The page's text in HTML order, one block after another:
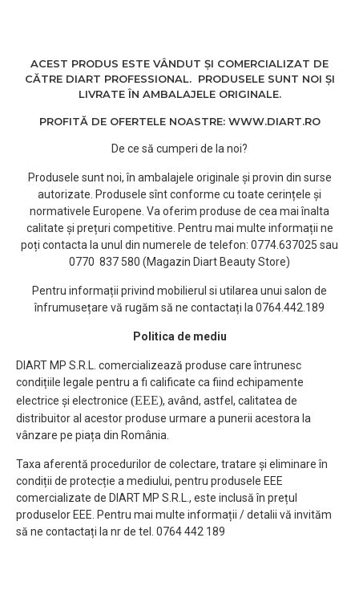
ACEST PRODUS ESTE VÂNDUT ȘI COMERCIALIZAT DE
CĂTRE DIART PROFESSIONAL. PRODUSELE SUNT NOI ȘI
LIVRATE ÎN AMBALAJELE ORIGINALE.
PROFITĂ DE OFERTELE NOASTRE: WWW.DIART.RO
De ce să cumperi de la noi?
Produsele sunt noi, în ambalajele originale și provin din surse
autorizate. Produsele sînt conforme cu toate cerințele și
normativele Europene. Va oferim produse de cea mai înalta
calitate și prețuri competitive. Pentru mai multe informații ne
poți contacta la unul din numerele de telefon: 0774.637025 sau
0770 837 580 (Magazin Diart Beauty Store)
Pentru informații privind mobilierul si utilarea unui salon de
înfrumusețare vă rugăm să ne contactați la 0764.442.189
Politica de mediu
DIART MP S.R.L. comercializează produse care întrunesc
condițiile legale pentru a fi calificate ca fiind echipamente
electrice și electronice (EEE), având, astfel, calitatea de
distribuitor al acestor produse urmare a punerii acestora la
vânzare pe piața din România.
Taxa aferentă procedurilor de colectare, tratare și eliminare în
condiții de protecție a mediului, pentru produsele EEE
comercializate de DIART MP S.R.L., este inclusă în prețul
produselor EEE. Pentru mai multe informații / detalii vă invităm
să ne contactați la nr de tel. 0764 442 189